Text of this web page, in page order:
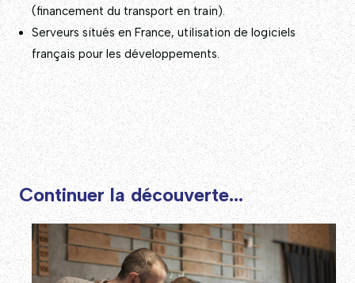
(financement du transport en train).
Serveurs situés en France, utilisation de logiciels
français pour les développements.
Continuer la découverte...